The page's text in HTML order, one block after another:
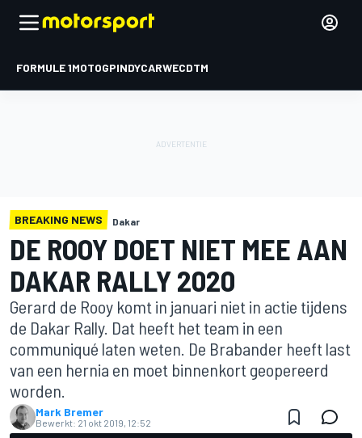
FORMULE 1MOTOGPINDYCARWECDTM
BREAKING NEWS Dakar
DE ROOY DOET NIET MEE AAN
DAKAR RALLY 2020
Gerard de Rooy komt in januari niet in actie tijdens
de Dakar Rally. Dat heeft het team in een
communiqué laten weten. De Brabander heeft last
van een hernia en moet binnenkort geopereerd
worden.
Mark Bremer
Bewerkt: 21 okt 2019, 12:52